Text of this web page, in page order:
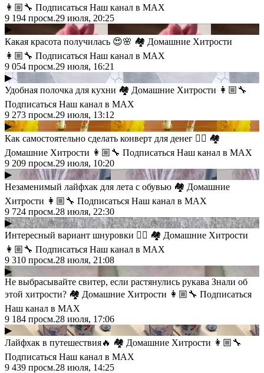
👩🏼‍🔧 Подписаться Наш канал в MAX
9 194 просм.29 июля, 20:25
▶
Какая красота получилась 😍🌸 🏘 Домашние Хитрости
👩🏼‍🔧 Подписаться Наш канал в MAX
9 054 просм.29 июля, 16:21
▶
Удобная полочка для кухни 🏘 Домашние Хитрости 👩🏼‍🔧
Подписаться Наш канал в MAX
9 273 просм.29 июля, 13:12
▶
Как самостоятельно сделать конверт для денег 👍🏻 🏘
Домашние Хитрости 👩🏼‍🔧 Подписаться Наш канал в MAX
9 209 просм.29 июля, 10:20
▶
Незаменимый лайфхак для лета с обувью 🏘 Домашние
Хитрости 👩🏼‍🔧 Подписаться Наш канал в MAX
9 724 просм.28 июля, 22:30
▶
Интересный вариант шнуровки 👍🏻 🏘 Домашние Хитрости
👩🏼‍🔧 Подписаться Наш канал в MAX
9 310 просм.28 июля, 21:08
▶
Не выбрасывайте свитер, если растянулись рукава Знали об
этой хитрости? 🏘 Домашние Хитрости 👩🏼‍🔧 Подписаться
Наш канал в MAX
9 184 просм.28 июля, 17:06
▶
Лайфхак в путешествия🔥 🏘 Домашние Хитрости 👩🏼‍🔧
Подписаться Наш канал в MAX
9 439 просм.28 июля, 14:25